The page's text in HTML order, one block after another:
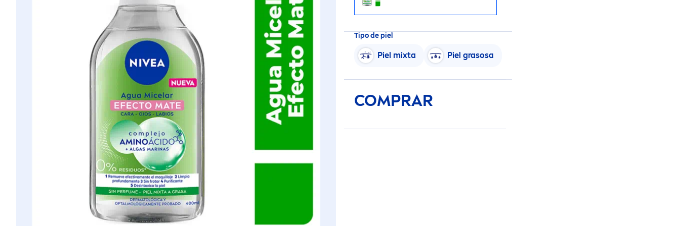
Tipo de piel
Piel mixta Piel grasosa
COMPRAR